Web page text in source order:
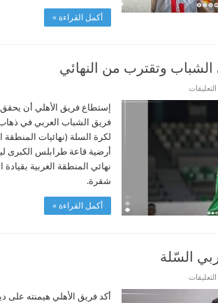
أكمل القراءة »
وتقترب من النهائي
التعليقات
على
الشباب
وتقترب
إستطاع فريق الأهلي أن
فريق الشباب العربي في
أرضية قاعة طرابلس الكبرى
نهائي المنطقة الغربية بقيادة
شقرة.
أكمل القراءة »
السّلة
التعليقات
أكد فريق الأهلي هيمنته على